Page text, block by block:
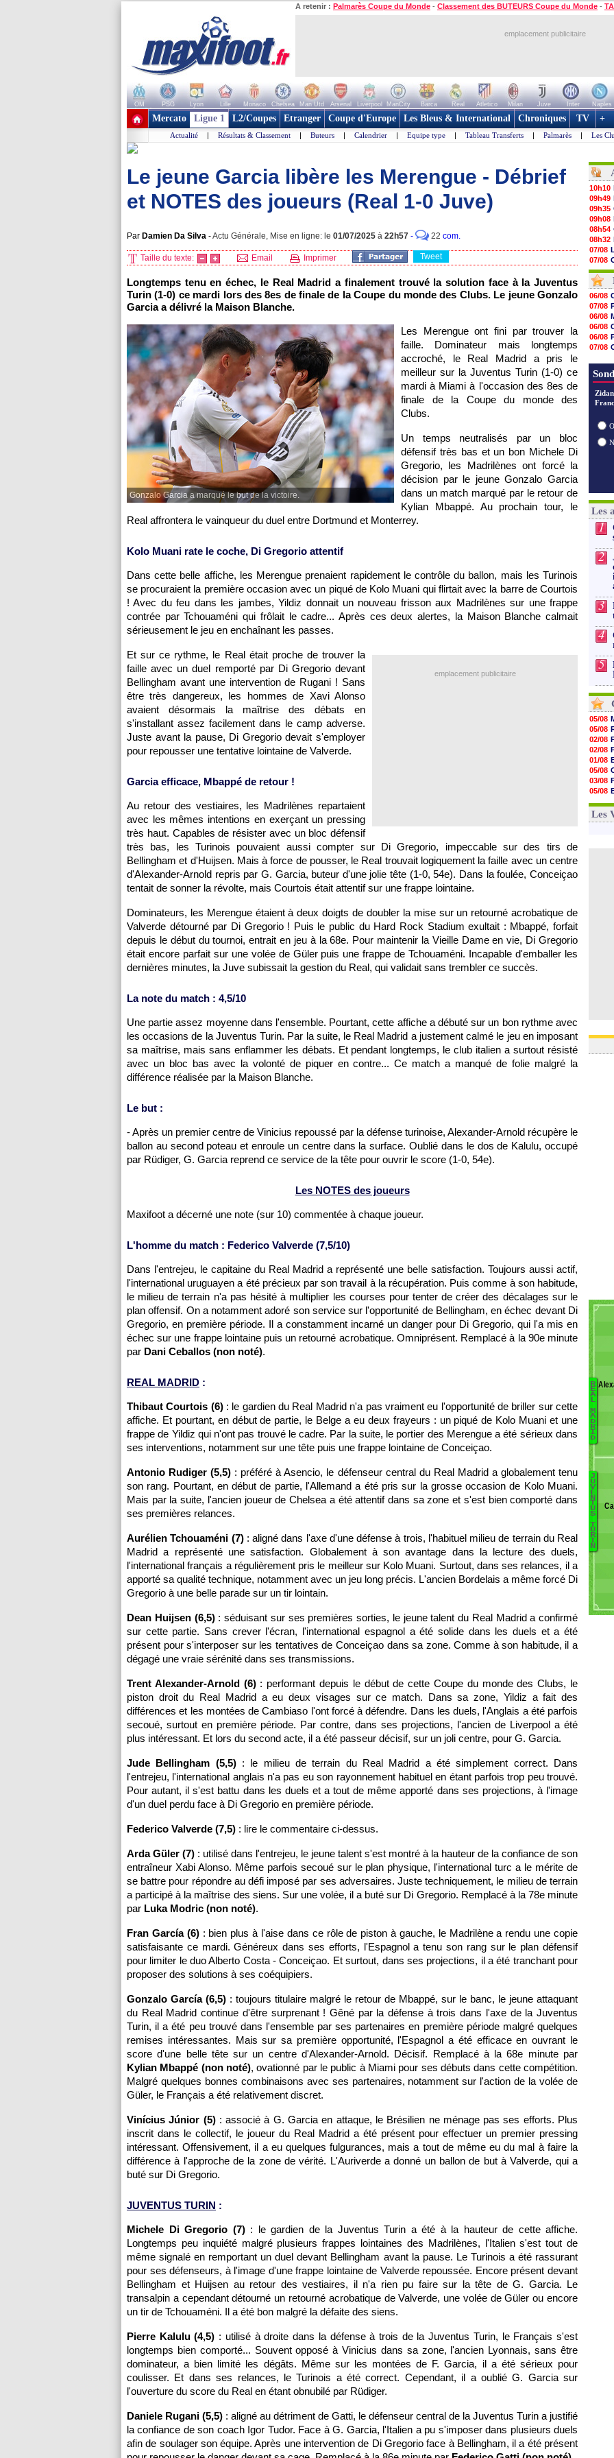
A retenir : Palmarès Coupe du Monde - Classement des BUTEURS Coupe du Monde -
emplacement publicitaire
OM PSG Lyon Lille Monaco Chelsea Man Utd Arsenal Liverpool ManCity Barca Real Atletico Milan Juve Inter Naples
+ de clubs
Mercato Ligue 1 L2/Coupes Etranger Coupe d'Europe Les Bleus & International Chroniques TV +
Actualité | Résultats & Classement | Buteurs | Calendrier | Equipe type | Tableau Transferts | Palmarès | Les
Le jeune Garcia libère les Merengue - Débrief
et NOTES des joueurs (Real 1-0 Juve)
Par Damien Da Silva -Actu Générale, Mise en ligne: le 01/07/2025 à 22h57 - 22 com.
Taille du texte: Email Imprimer Tweet
Longtemps tenu en échec, le Real Madrid a finalement trouvé la solution face à la Juventus
Turin (1-0) ce mardi lors des 8es de finale de la Coupe du monde des Clubs. Le jeune Gonzalo
Garcia a délivré la Maison Blanche.
Gonzalo Garcia a marqué le but de la victoire.
Les Merengue ont fini par trouver la
faille. Dominateur mais longtemps
accroché, le Real Madrid a pris le
meilleur sur la Juventus Turin (1-0) ce
mardi à Miami à l'occasion des 8es de
finale de la Coupe du monde des
Clubs.
Un temps neutralisés par un bloc
défensif très bas et un bon Michele Di
Gregorio, les Madrilènes ont forcé la
décision par le jeune Gonzalo Garcia
dans un match marqué par le retour de
Kylian Mbappé. Au prochain tour, le
Real affrontera le vainqueur du duel entre Dortmund et Monterrey.
Kolo Muani rate le coche, Di Gregorio attentif
Dans cette belle affiche, les Merengue prenaient rapidement le contrôle du ballon, mais les Turinois
se procuraient la première occasion avec un piqué de Kolo Muani qui flirtait avec la barre de Courtois
! Avec du feu dans les jambes, Yildiz donnait un nouveau frisson aux Madrilènes sur une frappe
contrée par Tchouaméni qui frôlait le cadre... Après ces deux alertes, la Maison Blanche calmait
sérieusement le jeu en enchaînant les passes.
emplacement publicitaire
Et sur ce rythme, le Real était proche de trouver la
faille avec un duel remporté par Di Gregorio devant
Bellingham avant une intervention de Rugani ! Sans
être très dangereux, les hommes de Xavi Alonso
avaient désormais la maîtrise des débats en
s'installant assez facilement dans le camp adverse.
Juste avant la pause, Di Gregorio devait s'employer
pour repousser une tentative lointaine de Valverde.
Garcia efficace, Mbappé de retour !
Au retour des vestiaires, les Madrilènes repartaient
avec les mêmes intentions en exerçant un pressing
très haut. Capables de résister avec un bloc défensif
très bas, les Turinois pouvaient aussi compter sur Di Gregorio, impeccable sur des tirs de
Bellingham et d'Huijsen. Mais à force de pousser, le Real trouvait logiquement la faille avec un centre
d'Alexander-Arnold repris par G. Garcia, buteur d'une jolie tête (1-0, 54e). Dans la foulée, Conceiçao
tentait de sonner la révolte, mais Courtois était attentif sur une frappe lointaine.
Dominateurs, les Merengue étaient à deux doigts de doubler la mise sur un retourné acrobatique de
Valverde détourné par Di Gregorio ! Puis le public du Hard Rock Stadium exultait : Mbappé, forfait
depuis le début du tournoi, entrait en jeu à la 68e. Pour maintenir la Vieille Dame en vie, Di Gregorio
était encore parfait sur une volée de Güler puis une frappe de Tchouaméni. Incapable d'emballer les
dernières minutes, la Juve subissait la gestion du Real, qui validait sans trembler ce succès.
La note du match : 4,5/10
Une partie assez moyenne dans l'ensemble. Pourtant, cette affiche a débuté sur un bon rythme avec
les occasions de la Juventus Turin. Par la suite, le Real Madrid a justement calmé le jeu en imposant
sa maîtrise, mais sans enflammer les débats. Et pendant longtemps, le club italien a surtout résisté
avec un bloc bas avec la volonté de piquer en contre... Ce match a manqué de folie malgré la
différence réalisée par la Maison Blanche.
Le but :
- Après un premier centre de Vinicius repoussé par la défense turinoise, Alexander-Arnold récupère le
ballon au second poteau et enroule un centre dans la surface. Oublié dans le dos de Kalulu, occupé
par Rüdiger, G. Garcia reprend ce service de la tête pour ouvrir le score (1-0, 54e).
Les NOTES des joueurs
Maxifoot a décerné une note (sur 10) commentée à chaque joueur.
L'homme du match : Federico Valverde (7,5/10)
Dans l'entrejeu, le capitaine du Real Madrid a représenté une belle satisfaction. Toujours aussi actif,
l'international uruguayen a été précieux par son travail à la récupération. Puis comme à son habitude,
le milieu de terrain n'a pas hésité à multiplier les courses pour tenter de créer des décalages sur le
plan offensif. On a notamment adoré son service sur l'opportunité de Bellingham, en échec devant Di
Gregorio, en première période. Il a constamment incarné un danger pour Di Gregorio, qui l'a mis en
échec sur une frappe lointaine puis un retourné acrobatique. Omniprésent. Remplacé à la 90e minute
par Dani Ceballos (non noté).
REAL MADRID :
Thibaut Courtois (6): le gardien du Real Madrid n'a pas vraiment eu l'opportunité de briller sur cette
affiche. Et pourtant, en début de partie, le Belge a eu deux frayeurs : un piqué de Kolo Muani et une
frappe de Yildiz qui n'ont pas trouvé le cadre. Par la suite, le portier des Merengue a été sérieux dans
ses interventions, notamment sur une tête puis une frappe lointaine de Conceiçao.
Antonio Rudiger (5,5) : préféré à Asencio, le défenseur central du Real Madrid a globalement tenu
son rang. Pourtant, en début de partie, l'Allemand a été pris sur la grosse occasion de Kolo Muani.
Mais par la suite, l'ancien joueur de Chelsea a été attentif dans sa zone et s'est bien comporté dans
ses premières relances.
Aurélien Tchouaméni (7): aligné dans l'axe d'une défense à trois, l'habituel milieu de terrain du Real
Madrid a représenté une satisfaction. Globalement à son avantage dans la lecture des duels,
l'international français a régulièrement pris le meilleur sur Kolo Muani. Surtout, dans ses relances, il a
apporté sa qualité technique, notamment avec un jeu long précis. L'ancien Bordelais a même forcé Di
Gregorio à une belle parade sur un tir lointain.
Dean Huijsen (6,5): séduisant sur ses premières sorties, le jeune talent du Real Madrid a confirmé
sur cette partie. Sans crever l'écran, l'international espagnol a été solide dans les duels et a été
présent pour s'interposer sur les tentatives de Conceiçao dans sa zone. Comme à son habitude, il a
dégagé une vraie sérénité dans ses transmissions.
Trent Alexander-Arnold (6): performant depuis le début de cette Coupe du monde des Clubs, le
piston droit du Real Madrid a eu deux visages sur ce match. Dans sa zone, Yildiz a fait des
différences et les montées de Cambiaso l'ont forcé à défendre. Dans les duels, l'Anglais a été parfois
secoué, surtout en première période. Par contre, dans ses projections, l'ancien de Liverpool a été
plus intéressant. Et lors du second acte, il a été passeur décisif, sur un joli centre, pour G. Garcia.
Jude Bellingham (5,5): le milieu de terrain du Real Madrid a été simplement correct. Dans
l'entrejeu, l'international anglais n'a pas eu son rayonnement habituel en étant parfois trop peu trouvé.
Pour autant, il s'est battu dans les duels et a tout de même apporté dans ses projections, à l'image
d'un duel perdu face à Di Gregorio en première période.
Federico Valverde (7,5) : lire le commentaire ci-dessus.
Arda Güler (7) : utilisé dans l'entrejeu, le jeune talent s'est montré à la hauteur de la confiance de son
entraîneur Xabi Alonso. Même parfois secoué sur le plan physique, l'international turc a le mérite de
se battre pour répondre au défi imposé par ses adversaires. Juste techniquement, le milieu de terrain
a participé à la maîtrise des siens. Sur une volée, il a buté sur Di Gregorio. Remplacé à la 78e minute
par Luka Modric (non noté).
Fran García (6): bien plus à l'aise dans ce rôle de piston à gauche, le Madrilène a rendu une copie
satisfaisante ce mardi. Généreux dans ses efforts, l'Espagnol a tenu son rang sur le plan défensif
pour limiter le duo Alberto Costa - Conceiçao. Et surtout, dans ses projections, il a été tranchant pour
proposer des solutions à ses coéquipiers.
Gonzalo García (6,5) : toujours titulaire malgré le retour de Mbappé, sur le banc, le jeune attaquant
du Real Madrid continue d'être surprenant ! Gêné par la défense à trois dans l'axe de la Juventus
Turin, il a été peu trouvé dans l'ensemble par ses partenaires en première période malgré quelques
remises intéressantes. Mais sur sa première opportunité, l'Espagnol a été efficace en ouvrant le
score d'une belle tête sur un centre d'Alexander-Arnold. Décisif. Remplacé à la 68e minute par
Kylian Mbappé (non noté), ovationné par le public à Miami pour ses débuts dans cette compétition.
Malgré quelques bonnes combinaisons avec ses partenaires, notamment sur l'action de la volée de
Güler, le Français a été relativement discret.
Vinícius Júnior (5): associé à G. Garcia en attaque, le Brésilien ne ménage pas ses efforts. Plus
inscrit dans le collectif, le joueur du Real Madrid a été présent pour effectuer un premier pressing
intéressant. Offensivement, il a eu quelques fulgurances, mais a tout de même eu du mal à faire la
différence à l'approche de la zone de vérité. L'Auriverde a donné un ballon de but à Valverde, qui a
buté sur Di Gregorio.
JUVENTUS TURIN :
Michele Di Gregorio (7): le gardien de la Juventus Turin a été à la hauteur de cette affiche.
Longtemps peu inquiété malgré plusieurs frappes lointaines des Madrilènes, l'Italien s'est tout de
même signalé en remportant un duel devant Bellingham avant la pause. Le Turinois a été rassurant
pour ses défenseurs, à l'image d'une frappe lointaine de Valverde repoussée. Encore présent devant
Bellingham et Huijsen au retour des vestiaires, il n'a rien pu faire sur la tête de G. Garcia. Le
transalpin a cependant détourné un retourné acrobatique de Valverde, une volée de Güler ou encore
un tir de Tchouaméni. Il a été bon malgré la défaite des siens.
Pierre Kalulu (4,5) : utilisé à droite dans la défense à trois de la Juventus Turin, le Français s'est
longtemps bien comporté... Souvent opposé à Vinicius dans sa zone, l'ancien Lyonnais, sans être
dominateur, a bien limité les dégâts. Même sur les montées de F. Garcia, il a été sérieux pour
coulisser. Et dans ses relances, le Turinois a été correct. Cependant, il a oublié G. Garcia sur
l'ouverture du score du Real en étant obnubilé par Rüdiger.
Daniele Rugani (5,5) : aligné au détriment de Gatti, le défenseur central de la Juventus Turin a justifié
la confiance de son coach Igor Tudor. Face à G. Garcia, l'Italien a pu s'imposer dans plusieurs duels
afin de soulager son équipe. Après une intervention de Di Gregorio face à Bellingham, il a été présent
10h10
09h49
09h35
09h08
08h54
08h32
07/08
07/08
07/08
07/08
07/08
07/08
07/08
07/08
07/08
07/08
07/08
07/08
07/08
07/08
07/08
07/08
07/08
06/08
07/08
06/08
06/08
06/08
07/08
Les
1
2
3
4
5
05/08
05/08
02/08
02/08
01/08
05/08
03/08
05/08
03/08
Les
R
E
A
L
M
A
D
R
I
D
J
U
V
E
N
U
S
T
U
R
I
N